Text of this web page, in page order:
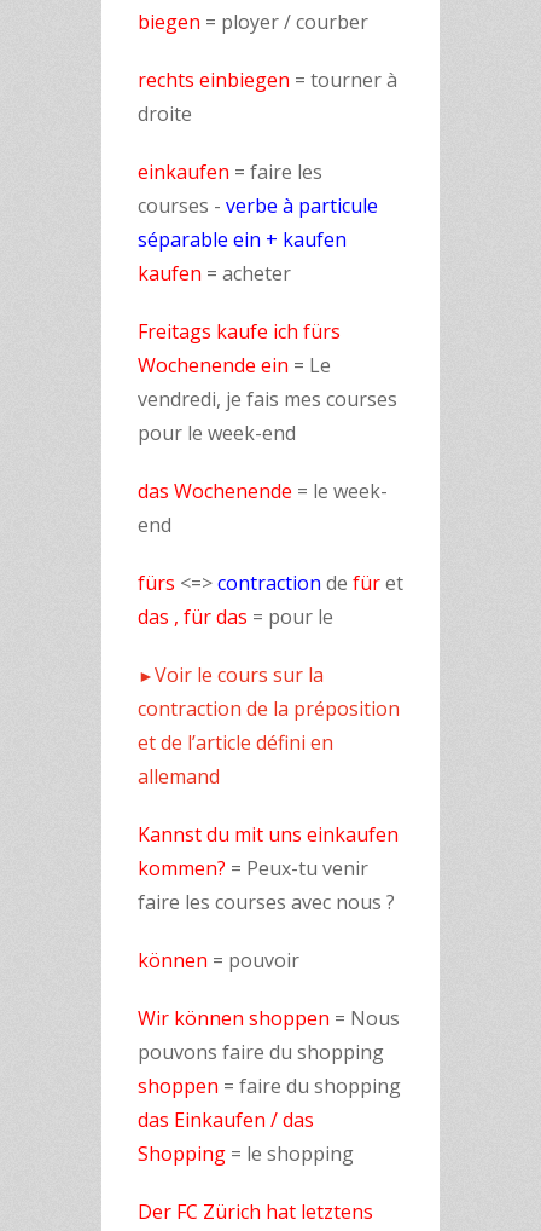
biegen = ployer / courber
rechts einbiegen = tourner à
droite
einkaufen = faire les
courses - verbe à particule
séparable ein + kaufen
kaufen = acheter
Freitags kaufe ich fürs
Wochenende ein = Le
vendredi, je fais mes courses
pour le week-end
das Wochenende = le week-
end
fürs <=>contraction de füret
das , fürdas = pour le
►Voir le cours sur la
contraction de la préposition
et de l’article défini en
allemand
Kannst du mit uns einkaufen
kommen? = Peux-tu venir
faire les courses avec nous ?
können = pouvoir
Wir können shoppen = Nous
pouvons faire du shopping
shoppen = faire du shopping
das Einkaufen / das
Shopping = le shopping
Der FC Zürich hat letztens